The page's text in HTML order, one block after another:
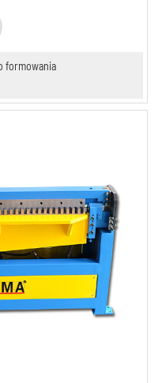
formowania